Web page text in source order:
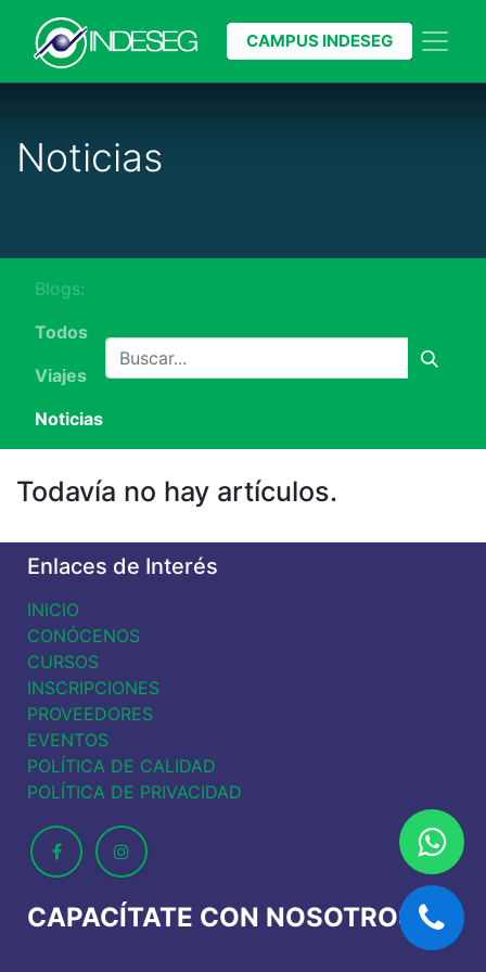
CAMPUS INDESEG
Noticias
Blogs:
Todos
Viajes
Noticias
Todavía no hay artículos.
Enlaces de Interés
INICIO
CONÓCENOS
CURSOS
INSCRIPCIONES
PROVEEDORES
EVENTOS
POLÍTICA DE CALIDAD
POLÍTICA DE PRIVACIDAD
CAPACÍTATE CON NOSOTROS